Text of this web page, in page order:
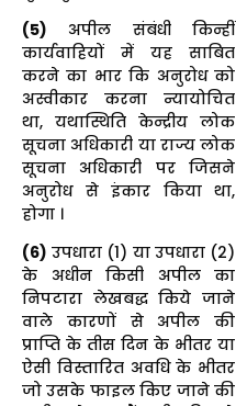
(5) अपील संबंधी किन्हीं
कार्यवाहियों में यह साबित
करने का भार कि अनुरोध को
अस्वीकार करना न्यायोचित
था, यथास्थिति केन्द्रीय लोक
सूचना अधिकारी या राज्य लोक
सूचना अधिकारी पर जिसने
अनुरोध से इंकार किया था,
होगा ।
(6) उपधारा (1) या उपधारा (2)
के अधीन किसी अपील का
निपटारा लेखबद्ध किये जाने
वाले कारणों से अपील की
प्राप्ति के तीस दिन के भीतर या
ऐसी विस्तारित अवधि के भीतर
जो उसके फाइल किए जाने की